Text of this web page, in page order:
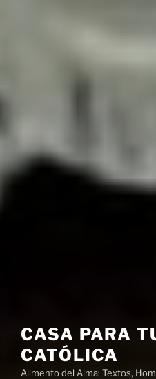
CASA PARA
CATÓLICA
Alimento del Alma: Textos,